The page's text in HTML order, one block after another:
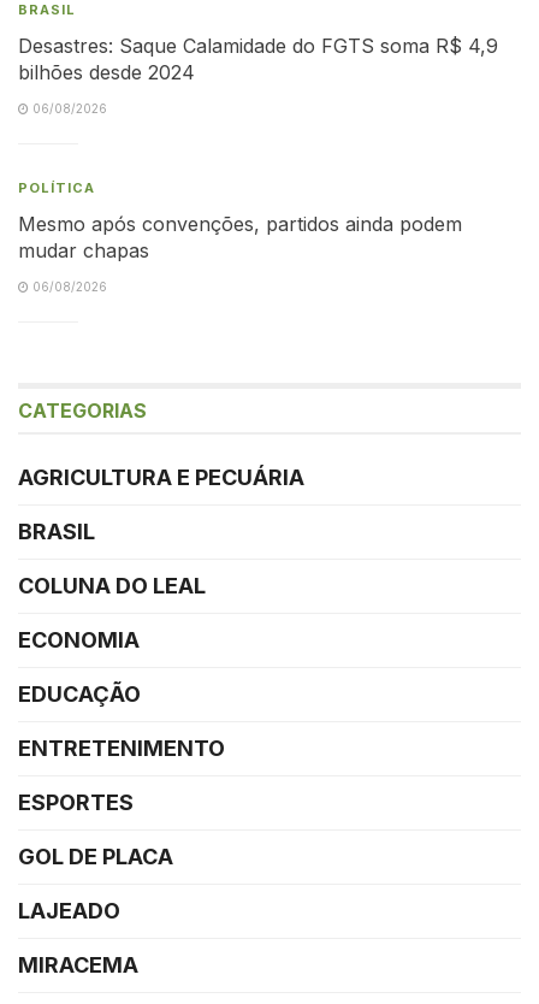
BRASIL
Desastres: Saque Calamidade do FGTS soma R$ 4,9
bilhões desde 2024
06/08/2026
POLÍTICA
Mesmo após convenções, partidos ainda podem
mudar chapas
06/08/2026
CATEGORIAS
AGRICULTURA E PECUÁRIA
BRASIL
COLUNA DO LEAL
ECONOMIA
EDUCAÇÃO
ENTRETENIMENTO
ESPORTES
GOL DE PLACA
LAJEADO
MIRACEMA